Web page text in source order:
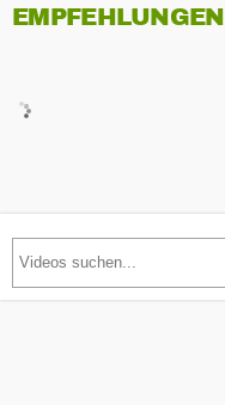
EMPFEHLUNGEN